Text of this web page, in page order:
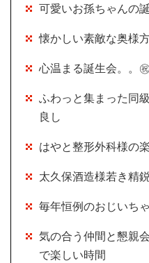
可愛いお孫ちゃんの
懐かしい素敵な奥様
心温まる誕生会。。
ふわっと集まった同
良し
はやと整形外科様の
太久保酒造様若き精
毎年恒例のおじいち
気の合う仲間と懇親
で楽しい時間